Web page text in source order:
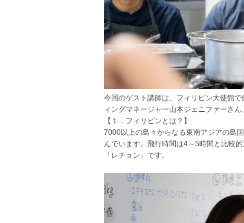
今回のゲスト講師は、フィリピン大使館
ィングマネージャー山本ジェニファーさ
【１．フィリピンとは？】
7000以上の島々からなる東南アジアの島
んでいます。飛行時間は4～5時間と比較
「レチョン」です。